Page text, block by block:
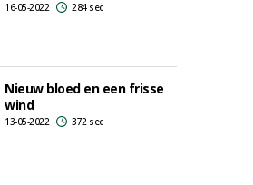
16-05-2022 284 sec
Nieuw bloed en een frisse
wind
13-05-2022 372 sec